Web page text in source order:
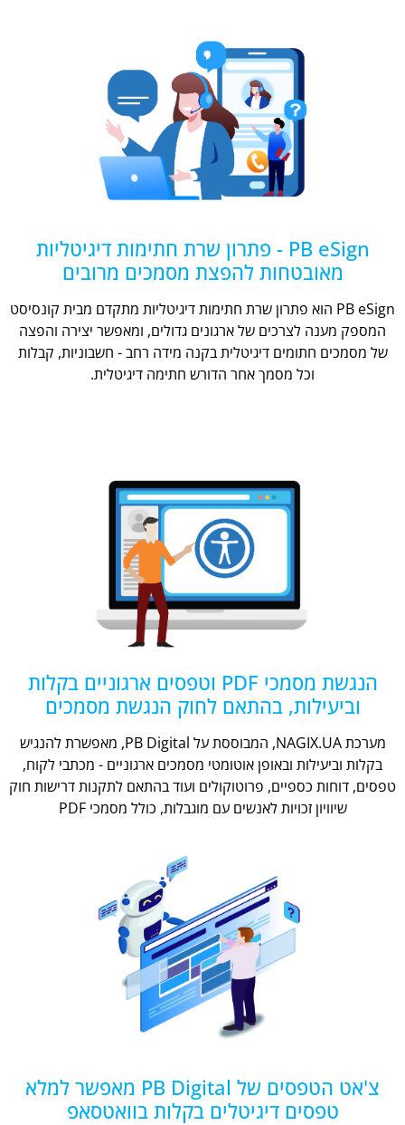
PB eSign - פתרון שרת חתימות דיגיטליות
מאובטחות להפצת מסמכים מרובים
PB eSign הוא פתרון שרת חתימות דיגיטליות מתקדם מבית קונסיסט
המספק מענה לצרכים של ארגונים גדולים, ומאפשר יצירה והפצה
של מסמכים חתומים דיגיטלית בקנה מידה רחב - חשבוניות, קבלות
וכל מסמך אחר הדורש חתימה דיגיטלית.
הנגשת מסמכי PDF וטפסים ארגוניים בקלות
וביעילות, בהתאם לחוק הנגשת מסמכים
מערכת NAGIX.UA, המבוססת על PB Digital, מאפשרת להנגיש
בקלות וביעילות ובאופן אוטומטי מסמכים ארגוניים - מכתבי לקוח,
טפסים, דוחות כספיים, פרוטוקולים ועוד בהתאם לתקנות דרישות חוק
שיוויון זכויות לאנשים עם מוגבלות, כולל מסמכי PDF
צ'אט הטפסים של PB Digital מאפשר למלא
טפסים דיגיטלים בקלות בוואטסאפ